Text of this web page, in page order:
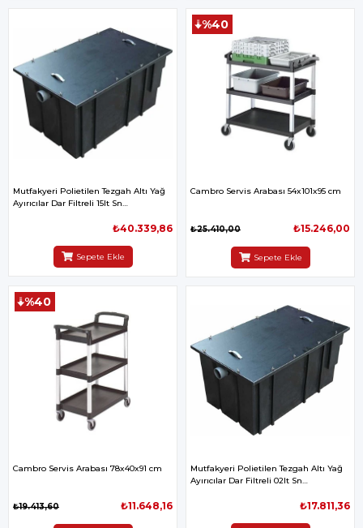
Mutfakyeri Polietilen Tezgah Altı Yağ
Ayırıcılar Dar Filtreli 15lt Sn
₺40.339,86
Sepete Ekle
Cambro Servis Arabası 54x101x95 cm
₺15.246,00
₺25.410,00
Sepete Ekle
%40
Cambro Servis Arabası 78x40x91 cm
₺11.648,16
₺19.413,60
%40
Mutfakyeri Polietilen Tezgah Altı Yağ
Ayırıcılar Dar Filtreli 02lt Sn
₺17.811,36